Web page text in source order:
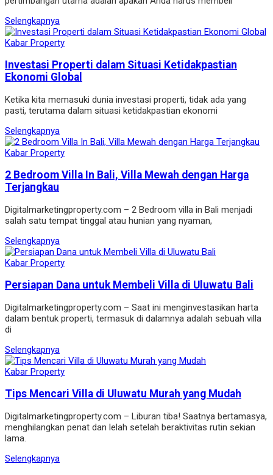
Selengkapnya
Kabar Property
Investasi Properti dalam Situasi Ketidakpastian
Ekonomi Global
Ketika kita memasuki dunia investasi properti, tidak ada yang
pasti, terutama dalam situasi ketidakpastian ekonomi
Selengkapnya
Kabar Property
2 Bedroom Villa In Bali, Villa Mewah dengan Harga
Terjangkau
Digitalmarketingproperty.com – 2 Bedroom villa in Bali menjadi
salah satu tempat tinggal atau hunian yang nyaman,
Selengkapnya
Kabar Property
Persiapan Dana untuk Membeli Villa di Uluwatu Bali
Digitalmarketingproperty.com – Saat ini menginvestasikan harta
dalam bentuk properti, termasuk di dalamnya adalah sebuah villa
di
Selengkapnya
Kabar Property
Tips Mencari Villa di Uluwatu Murah yang Mudah
Digitalmarketingproperty.com – Liburan tiba! Saatnya bertamasya,
menghilangkan penat dan lelah setelah beraktivitas rutin sekian
lama.
Selengkapnya